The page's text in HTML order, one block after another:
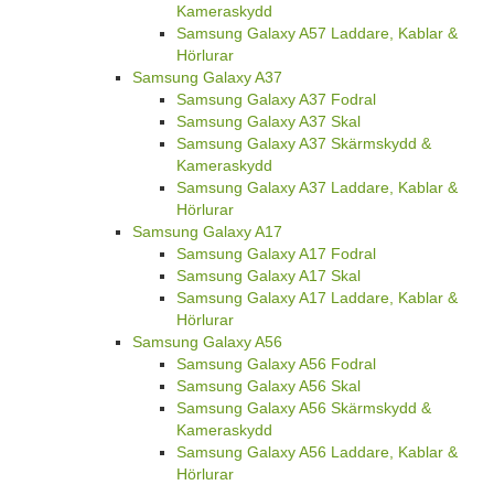
Kameraskydd
Samsung Galaxy A57 Laddare, Kablar &
Hörlurar
Samsung Galaxy A37
Samsung Galaxy A37 Fodral
Samsung Galaxy A37 Skal
Samsung Galaxy A37 Skärmskydd &
Kameraskydd
Samsung Galaxy A37 Laddare, Kablar &
Hörlurar
Samsung Galaxy A17
Samsung Galaxy A17 Fodral
Samsung Galaxy A17 Skal
Samsung Galaxy A17 Laddare, Kablar &
Hörlurar
Samsung Galaxy A56
Samsung Galaxy A56 Fodral
Samsung Galaxy A56 Skal
Samsung Galaxy A56 Skärmskydd &
Kameraskydd
Samsung Galaxy A56 Laddare, Kablar &
Hörlurar